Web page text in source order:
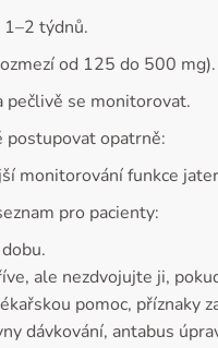
1–2 týdnů.
od 125 do 500 mg).
pečlivě se monitorovat.
opatrně:
monitorování funkce
pro pacienty:
ale nezdvojujte ji,
pomoc, příznaky
dávkování, antabus